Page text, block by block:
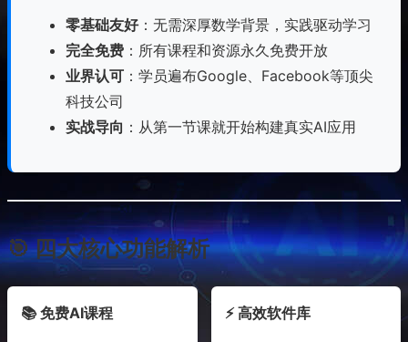
零基础友好：无需深厚数学背景，实践驱动学习
完全免费 ：所有课程和资源永久免费开放
业界认可 ：学员遍布Google、Facebook等顶尖
科技公司
实战导向 ：从第一节课就开始构建真实AI应用
🎯 四大核心功能解析
📚 免费AI课程 ⚡ 高效软件库